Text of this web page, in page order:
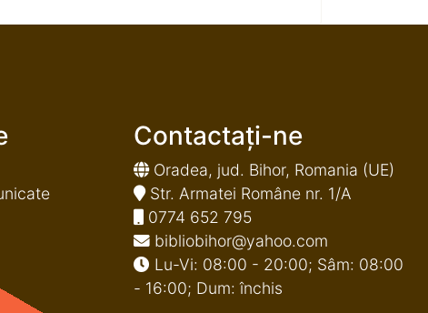
Contactați-ne
Oradea, jud. Bihor, Romania (UE)
Str. Armatei Române nr. 1/A
0774 652 795
bibliobihor@yahoo.com
Lu-Vi: 08:00 - 20:00; Sâm: 08:00
- 16:00; Dum: închis